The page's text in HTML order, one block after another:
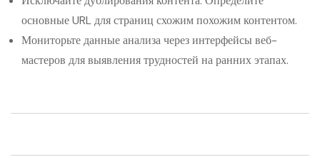
основные URL для страниц схожим похожим контентом.
Мониторьте данные анализа через интерфейсы веб-
мастеров для выявления трудностей на ранних этапах.